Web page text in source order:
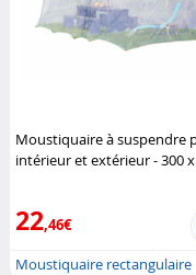
Moustiquaire à suspendre
intérieur et extérieur - 300
22,46€
Moustiquaire rectangulaire